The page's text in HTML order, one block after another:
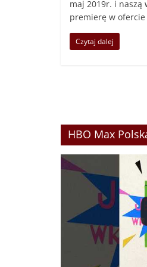
maj 2019r. i naszą
premierę w
Czytaj dalej
HBO Max